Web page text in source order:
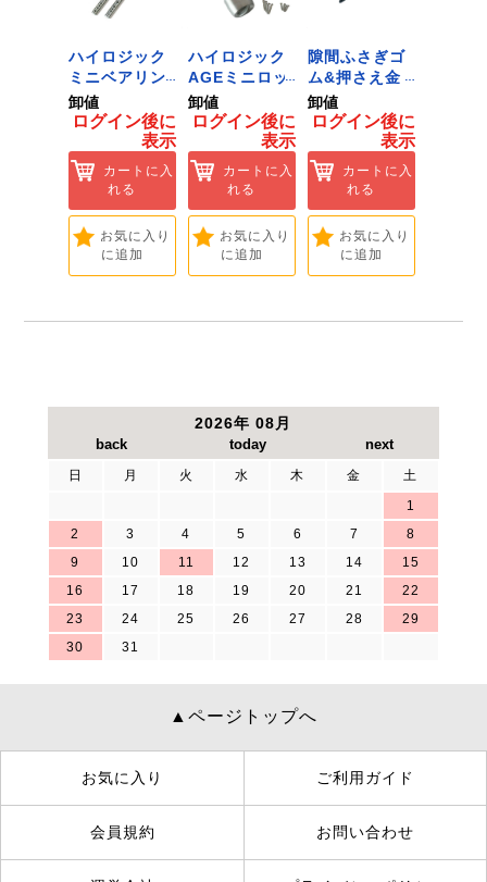
ハイロジック
ミニベアリン
グタイプ 310
ミリ 72958
Hardware]
卸値
ログイン後に
表示
カートに入
れる
お気に入り
に追加
ハイロジック
AGEミニロッ
ク 360W
[Tools &
Hardware]
卸値
ログイン後に
表示
カートに入
れる
お気に入り
に追加
隙間ふさぎゴ
ム&押さえ金
物 72909
卸値
ログイン後に
表示
カートに入
れる
お気に入り
に追加
2026年 08月
日 月 火 水 木 金
土
1
2
3 4 5 6 7
8
9
10 11 12 13 14
15
16
17 18 19 20 21
22
23
24 25 26 27 28
29
30
31
▲ページトップへ
お気に入り ご利用ガイド
会員規約 お問い合わせ